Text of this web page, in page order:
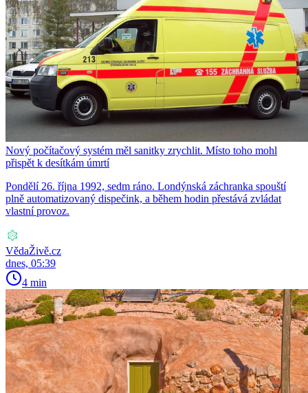
Nový počítačový systém měl sanitky zrychlit. Místo toho mohl
přispět k desítkám úmrtí
Pondělí 26. října 1992, sedm ráno. Londýnská záchranka spouští
plně automatizovaný dispečink, a během hodin přestává zvládat
vlastní provoz.
VědaŽivě.cz
dnes, 05:39
4 min